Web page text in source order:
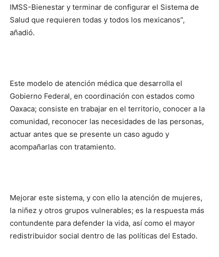
IMSS-Bienestar y terminar de configurar el Sistema de
Salud que requieren todas y todos los mexicanos”,
añadió.
Este modelo de atención médica que desarrolla el
Gobierno Federal, en coordinación con estados como
Oaxaca; consiste en trabajar en el territorio, conocer a la
comunidad, reconocer las necesidades de las personas,
actuar antes que se presente un caso agudo y
acompañarlas con tratamiento.
Mejorar este sistema, y con ello la atención de mujeres,
la niñez y otros grupos vulnerables; es la respuesta más
contundente para defender la vida, así como el mayor
redistribuidor social dentro de las políticas del Estado.